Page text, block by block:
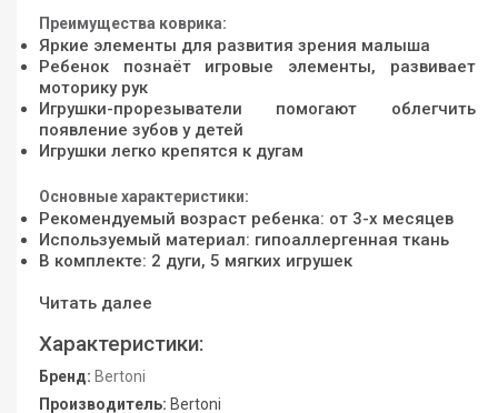
Преимущества коврика:
Яркие элементы для развития зрения малыша
Ребенок познаёт игровые элементы, развивает
моторику рук
Игрушки-прорезыватели помогают облегчить
появление зубов у детей
Игрушки легко крепятся к дугам
Основные характеристики:
Рекомендуемый возраст ребенка: от 3-х месяцев
Используемый материал: гипоаллергенная ткань
В комплекте: 2 дуги, 5 мягких игрушек
Читать далее
Характеристики:
Бренд: Bertoni
Производитель: Bertoni